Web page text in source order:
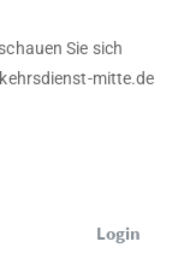
Sie sich
mitte.de
Login